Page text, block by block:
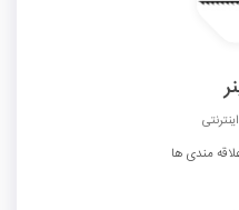
مندی ها